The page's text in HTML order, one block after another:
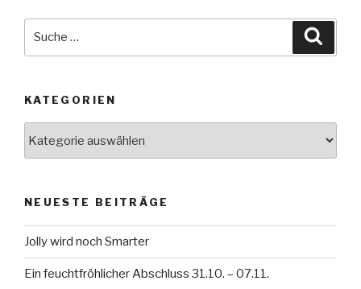
KATEGORIEN
NEUESTE BEITRÄGE
Jolly wird noch Smarter
Ein feuchtfröhlicher Abschluss 31.10. – 07.11.